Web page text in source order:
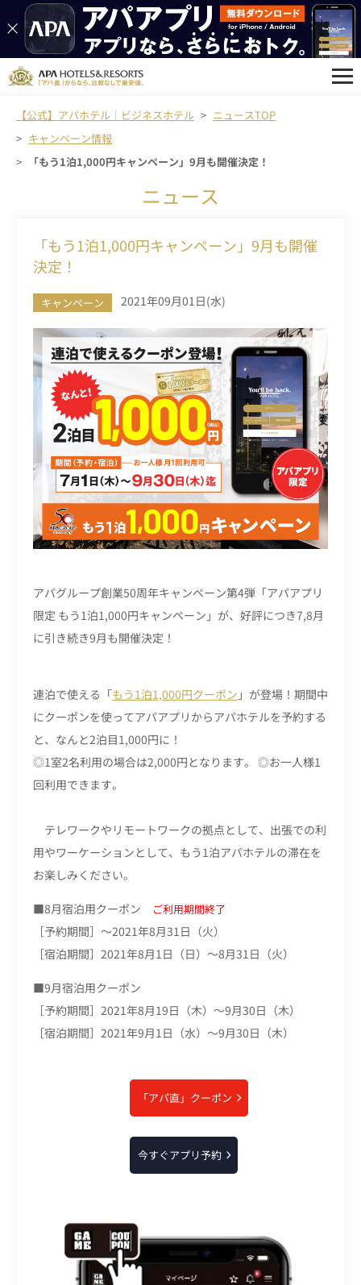
【公式】アパホテル｜ビジネスホテル
ニュースTOP
キャンペーン情報
「もう1泊1,000円キャンペーン」9月も開催決定！
ニュース
「もう1泊1,000円キャンペーン」9月も開催
決定！
キャンペーン 2021年09月01日(水)
アパグループ創業50周年キャンペーン第4弾「アパアプリ
限定 もう1泊1,000円キャンペーン」が、好評につき7,8月
に引き続き9月も開催決定！
連泊で使える「もう1泊1,000円クーポン 」が登場！期間中
にクーポンを使ってアパアプリからアパホテルを予約する
と、なんと2泊目1,000円に！
◎1室2名利用の場合は2,000円となります。 ◎お一人様1
回利用できます。
テレワークやリモートワークの拠点として、出張での利
用やワーケーションとして、もう1泊アパホテルの滞在を
お楽しみください。
■8月宿泊用クーポン ご利用期間終了
［予約期間］～2021年8月31日（火）
［宿泊期間］2021年8月1日（日）～8月31日（火）
■9月宿泊用クーポン
［予約期間］2021年8月19日（木）～9月30日（木）
［宿泊期間］2021年9月1日（水）～9月30日（木）
「アパ直」クーポン
今すぐアプリ予約